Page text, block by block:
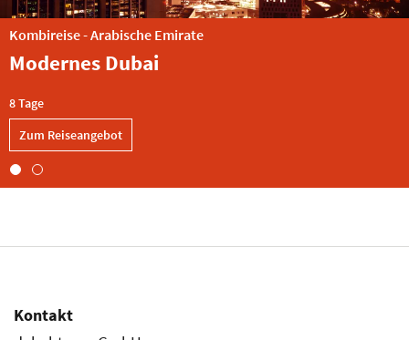
- Arabische Emirate
Dubai
Dubai